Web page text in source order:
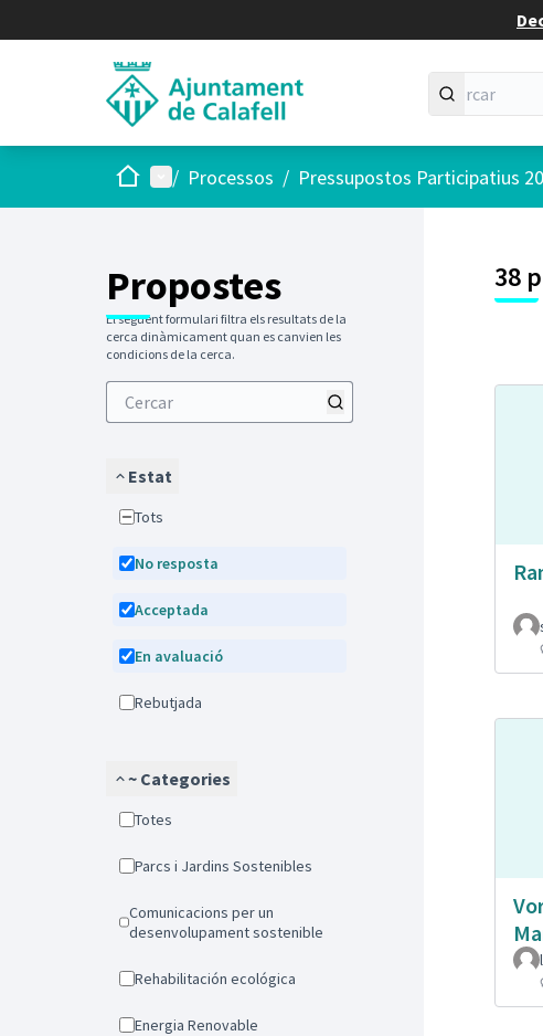
Inici Menú principal
/ Processos / Pressupostos Participatius
Propostes
El següent formulari filtra els resultats de la
cerca dinàmicament quan es canvien les
condicions de la cerca.
Estat
Tots
No resposta
Acceptada
En avaluació
Rebutjada
~ Categories
Totes
Parcs i Jardins Sostenibles
Comunicacions per un
desenvolupament sostenible
Rehabilitación ecológica
Energia Renovable
38